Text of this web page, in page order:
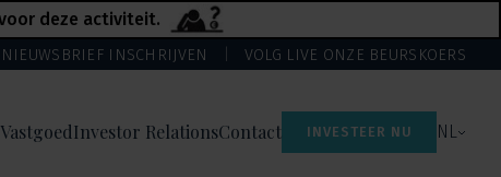
NIEUWSBRIEF INSCHRIJVEN VOLG LIVE ONZE BEURSKOERS
VastgoedInvestor RelationsContact INVESTEER NU NL
deze activiteit.